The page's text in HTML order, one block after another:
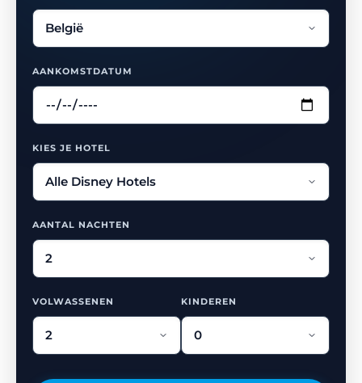
AANKOMSTDATUM
KIES JE HOTEL
AANTAL NACHTEN
VOLWASSENEN KINDEREN